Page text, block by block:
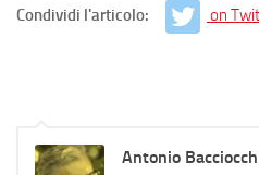
Condividi l'articolo: on
Antonio